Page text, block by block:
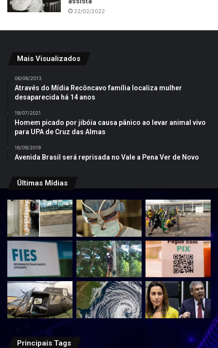
22/02/2022
Mais Visualizados
06/06/2013
Através do Mídia Recôncavo família localiza mulher
desaparecida há 14 anos
19/07/2021
Homem picado por jibóia causa pânico ao levar animal vivo
para UPA de Cruz das Almas
16/09/2019
Avenida Brasil será reprisada no Vale a Pena Ver de Novo
Últimas Mídias
Principais Tags